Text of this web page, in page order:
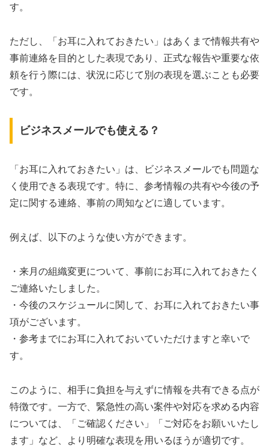
す。
ただし、「お耳に入れておきたい」はあくまで情報共有や
事前連絡を目的とした表現であり、正式な報告や重要な依
頼を行う際には、状況に応じて別の表現を選ぶことも必要
です。
ビジネスメールでも使える？
「お耳に入れておきたい」は、ビジネスメールでも問題な
く使用できる表現です。特に、参考情報の共有や今後の予
定に関する連絡、事前の周知などに適しています。
例えば、以下のような使い方ができます。
・来月の組織変更について、事前にお耳に入れておきたく
ご連絡いたしました。
・今後のスケジュールに関して、お耳に入れておきたい事
項がございます。
・参考までにお耳に入れておいていただけますと幸いで
す。
このように、相手に負担を与えずに情報を共有できる点が
特徴です。一方で、緊急性の高い案件や対応を求める内容
については、「ご確認ください」「ご対応をお願いいたし
ます」など、より明確な表現を用いるほうが適切です。